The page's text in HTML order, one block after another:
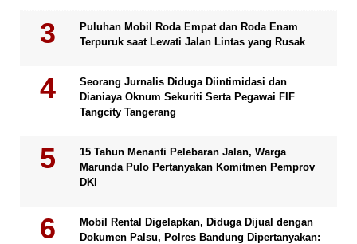
Puluhan Mobil Roda Empat dan Roda Enam
Terpuruk saat Lewati Jalan Lintas yang Rusak
Seorang Jurnalis Diduga Diintimidasi dan
Dianiaya Oknum Sekuriti Serta Pegawai FIF
Tangcity Tangerang
15 Tahun Menanti Pelebaran Jalan, Warga
Marunda Pulo Pertanyakan Komitmen Pemprov
DKI
Mobil Rental Digelapkan, Diduga Dijual dengan
Dokumen Palsu, Polres Bandung Dipertanyakan: